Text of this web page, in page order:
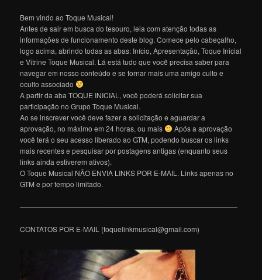
Bem vindo ao Toque Musical!
Antes de sair em busca do tesouro, leia com atenção todas as
informações de funcionamento deste blog. Comece pelo cabeçalho,
logo acima, abrindo todas as abas: Início, Apresentação, Toque Inicial
e Vitrine Toque Musical. Lá está tudo que você precisa saber para
navegar em nosso conteúdo e se tornar mais uma amigo culto e
oculto associado
A partir da aba TOQUE INICIAL, você poderá solicitar sua
participação no Grupo Toque Musical.
Ao se inscrever você deve fazer a solicitação e aguardar a
aprovação, no máximo em 24 horas, ou mais
Após a aprovação
você terá o seu acesso liberado ao GTM, podendo buscar os links
mais recentes e pesquisar por postagens antigas (enquanto seus
links ainda estiverem ativos).
O Toque Musical NÃO ENVIA LINKS POR E-MAIL. Links apenas no
GTM e por tempo limitado.
———————————————————————————————
CONTATOS POR E-MAIL (toquelinkmusical@gmail.com)